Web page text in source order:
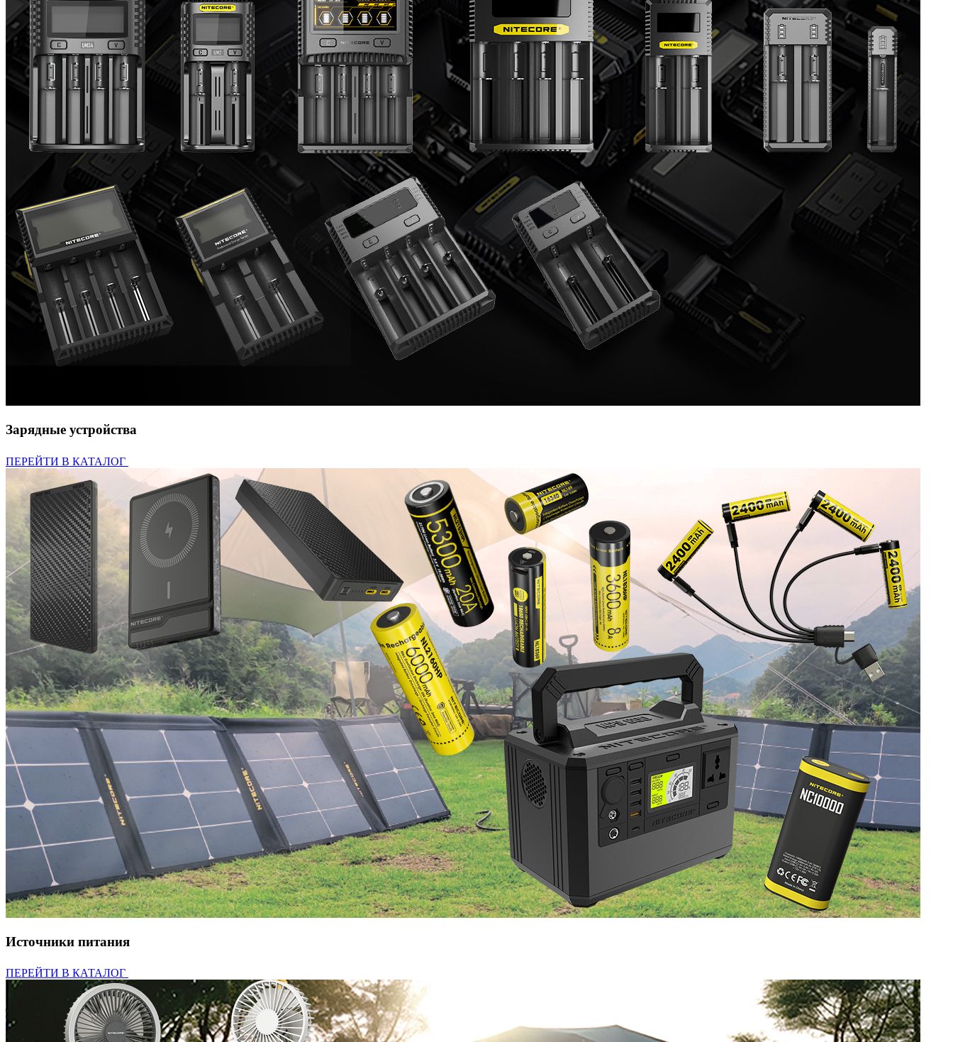
Зарядные устройства
ПЕРЕЙТИ В КАТАЛОГ
Источники питания
ПЕРЕЙТИ В КАТАЛОГ